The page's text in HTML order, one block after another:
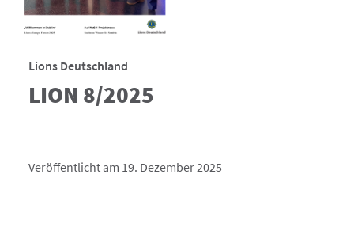
Lions Deutschland
LION 8/2025
Veröffentlicht am 19. Dezember 2025